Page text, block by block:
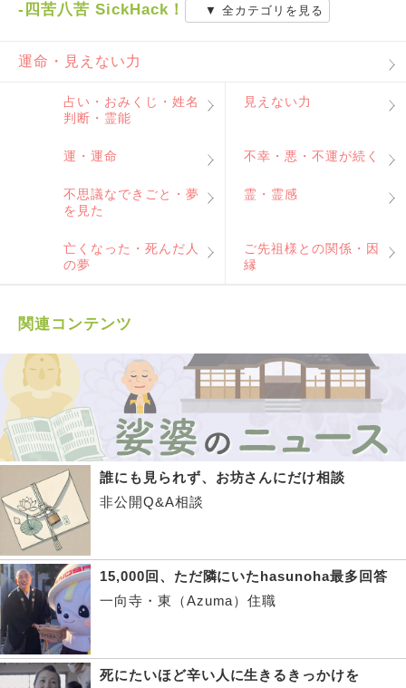
-四苦八苦 SickHack！
▼ 全カテゴリを見る
運命・見えない力
占い・おみくじ・姓名
判断・霊能
見えない力
運・運命 不幸・悪・不運が続く
不思議なできごと・夢
を見た
霊・霊感
亡くなった・死んだ人
の夢
ご先祖様との関係・因
縁
関連コンテンツ
誰にも見られず、お坊さんにだけ相談
非公開Q&A相談
15,000回、ただ隣にいたhasunoha最多回答
一向寺・東（Azuma）住職
死にたいほど辛い人に生きるきっかけを